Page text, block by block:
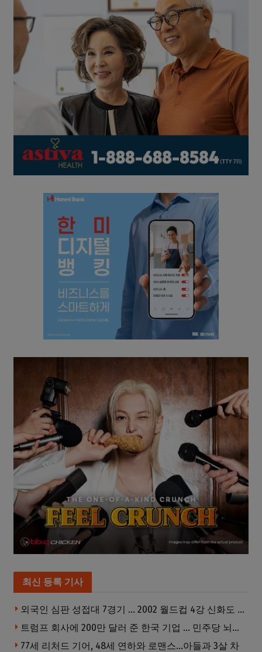
최신 등록 기사
외국인 심판 성접대 7경기 … 2002 월드컵 4강 신화도 흔들
트럼프 회사에 200만 달러 준 한국 기업 … 민주당 뇌물의혹 조사
77세 리처드 기어, 48세 연하와 로맨스…아들과 3살 차